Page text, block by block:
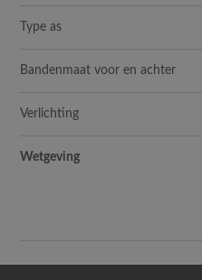
Type as
Bandenmaat voor en achter
Verlichting
Wetgeving